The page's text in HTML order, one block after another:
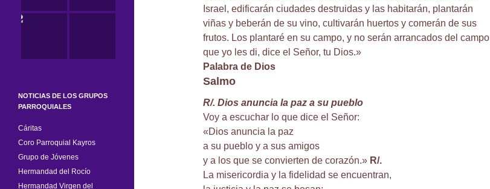
Israel, edificarán ciudades destruidas y las habitarán, plantarán
viñas y beberán de su vino, cultivarán huertos y comerán de sus
frutos. Los plantaré en su campo, y no serán arrancados del campo
que yo les di, dice el Señor, tu Dios.»
Palabra de Dios
Salmo
R/. Dios anuncia la paz a su pueblo
Voy a escuchar lo que dice el Señor:
«Dios anuncia la paz
a su pueblo y a sus amigos
y a los que se convierten de corazón.» R/.
La misericordia y la fidelidad se encuentran,
NOTICIAS DE LOS GRUPOS
PARROQUIALES
Cáritas
Coro Parroquial Kayros
Grupo de Jóvenes
Hermandad del Rocío
Hermandad Virgen del